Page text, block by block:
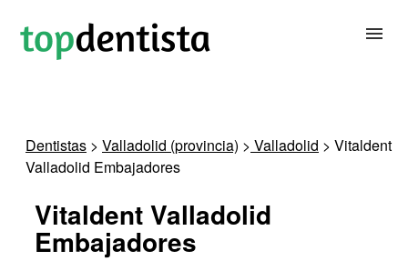
PARA CLÍNICAS DENTALES
CONTACTAR
Dentistas > Valladolid (provincia) > Valladolid > Vitaldent
Valladolid Embajadores
Vitaldent Valladolid
Embajadores